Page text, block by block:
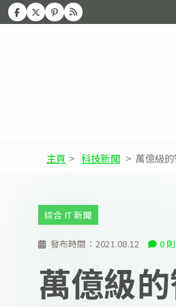
主頁 > 科技新聞 > 萬億級
發布時間： 2021.08.12 0
綜合 IT 新聞
萬億級